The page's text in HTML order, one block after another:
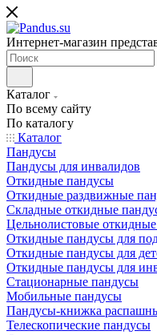
Интернет-магазин
Каталог
По всему сайту
По каталогу
Каталог
Пандусы
Пандусы для инвалидов
Откидные пандусы
Откидные раздвижные
Складные откидные
Цельнолистовые
Откидные пандусы для
Откидные пандусы для
Откидные пандусы для
Стационарные пандусы
Мобильные пандусы
Пандусы-книжка
Телескопические пандусы